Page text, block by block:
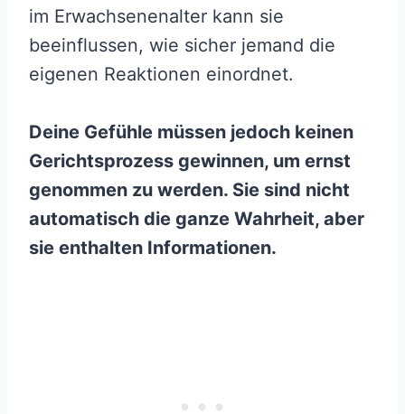
im Erwachsenenalter kann sie
beeinflussen, wie sicher jemand die
eigenen Reaktionen einordnet.
Deine Gefühle müssen jedoch keinen
Gerichtsprozess gewinnen, um ernst
genommen zu werden. Sie sind nicht
automatisch die ganze Wahrheit, aber
sie enthalten Informationen.